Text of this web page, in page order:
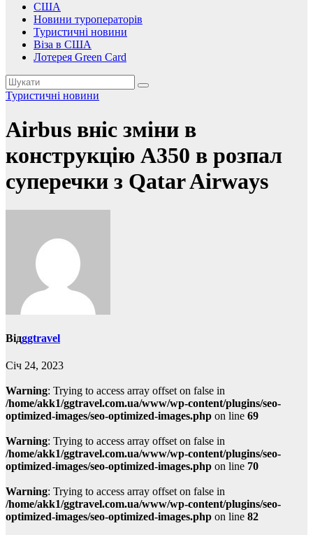
США
Новини туроператорів
Туристичні новини
Віза в США
Лотерея Green Card
Туристичні новини
Airbus вніс зміни в
конструкцію A350 в розпал
суперечки з Qatar Airways
Відggtravel
Січ 24, 2023
Warning: Trying to access array offset on false in
/home/akk1/ggtravel.com.ua/www/wp-content/plugins/seo-
optimized-images/seo-optimized-images.php on line 69
Warning: Trying to access array offset on false in
/home/akk1/ggtravel.com.ua/www/wp-content/plugins/seo-
optimized-images/seo-optimized-images.php on line 70
Warning: Trying to access array offset on false in
/home/akk1/ggtravel.com.ua/www/wp-content/plugins/seo-
optimized-images/seo-optimized-images.php on line 82